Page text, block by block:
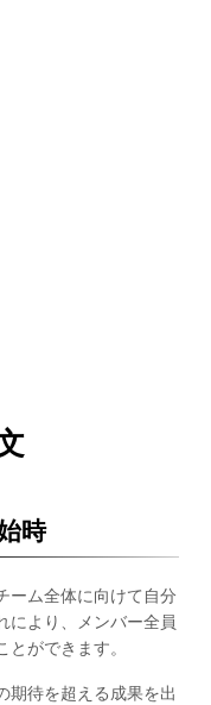
時
ーム全体に向けて自分
により、メンバー全員
ができます。
期待を超える成果を出